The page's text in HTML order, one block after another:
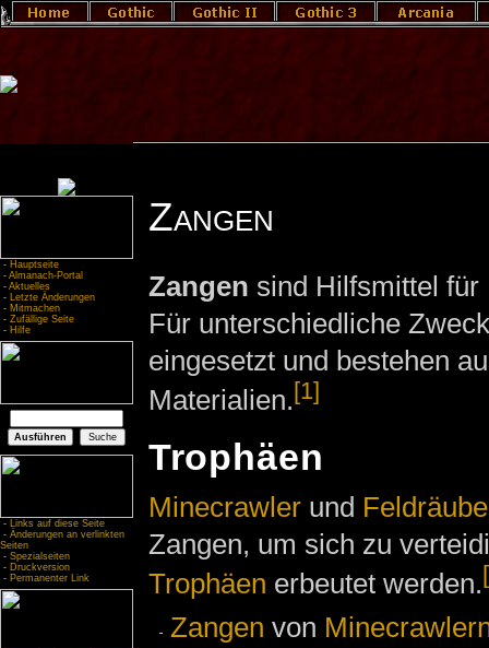
- Hauptseite
- Almanach-Portal
- Aktuelles
- Letzte Änderungen
- Mitmachen
- Zufällige Seite
- Hilfe
- Links auf diese Seite
- Änderungen an verlinkten
Seiten
- Spezialseiten
- Druckversion
- Permanenter Link
Zangen
Zangen sind Hilfsmittel für
Für unterschiedliche
eingesetzt und bestehen
Materialien. [1]
Trophäen
Minecrawlerund
Zangen, um sich zu
Trophäen erbeutet werden.
Zangen von